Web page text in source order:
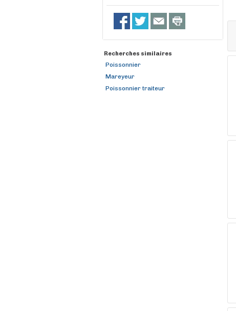
Recherches similaires
Poissonnier
Mareyeur
Poissonnier traiteur